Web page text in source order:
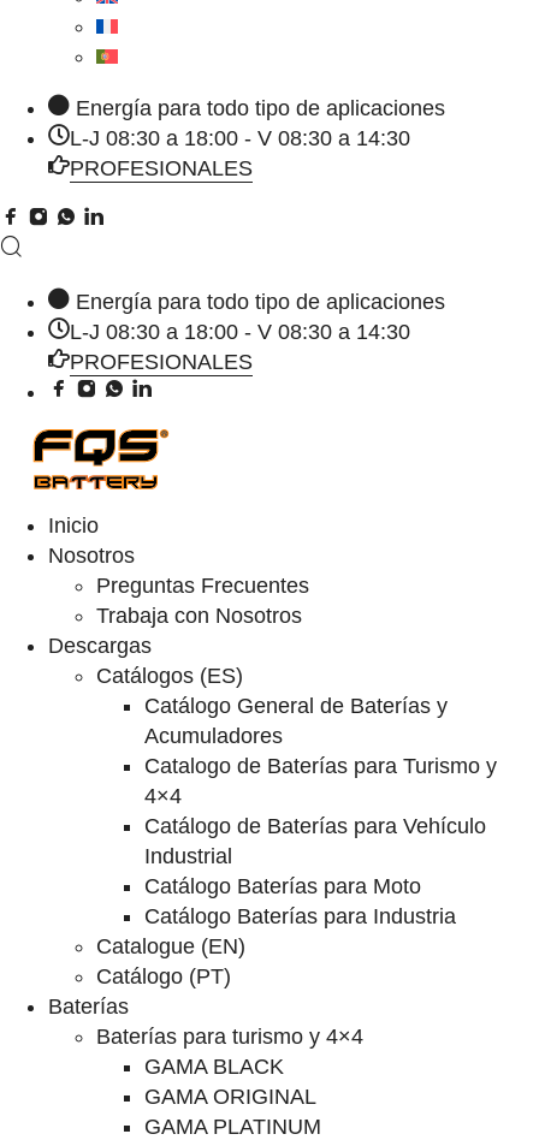
Energía para todo tipo de aplicaciones
L-J 08:30 a 18:00 - V 08:30 a 14:30
PROFESIONALES
Energía para todo tipo de aplicaciones
L-J 08:30 a 18:00 - V 08:30 a 14:30
PROFESIONALES
Inicio
Nosotros
Preguntas Frecuentes
Trabaja con Nosotros
Descargas
Catálogos (ES)
Catálogo General de Baterías y
Acumuladores
Catalogo de Baterías para Turismo y
4×4
Catálogo de Baterías para Vehículo
Industrial
Catálogo Baterías para Moto
Catálogo Baterías para Industria
Catalogue (EN)
Catálogo (PT)
Baterías
Baterías para turismo y 4×4
GAMA BLACK
GAMA ORIGINAL
GAMA PLATINUM